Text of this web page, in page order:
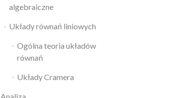
algebraiczne
Układy równań liniowych
Ogólna teoria układów
równań
Układy Cramera